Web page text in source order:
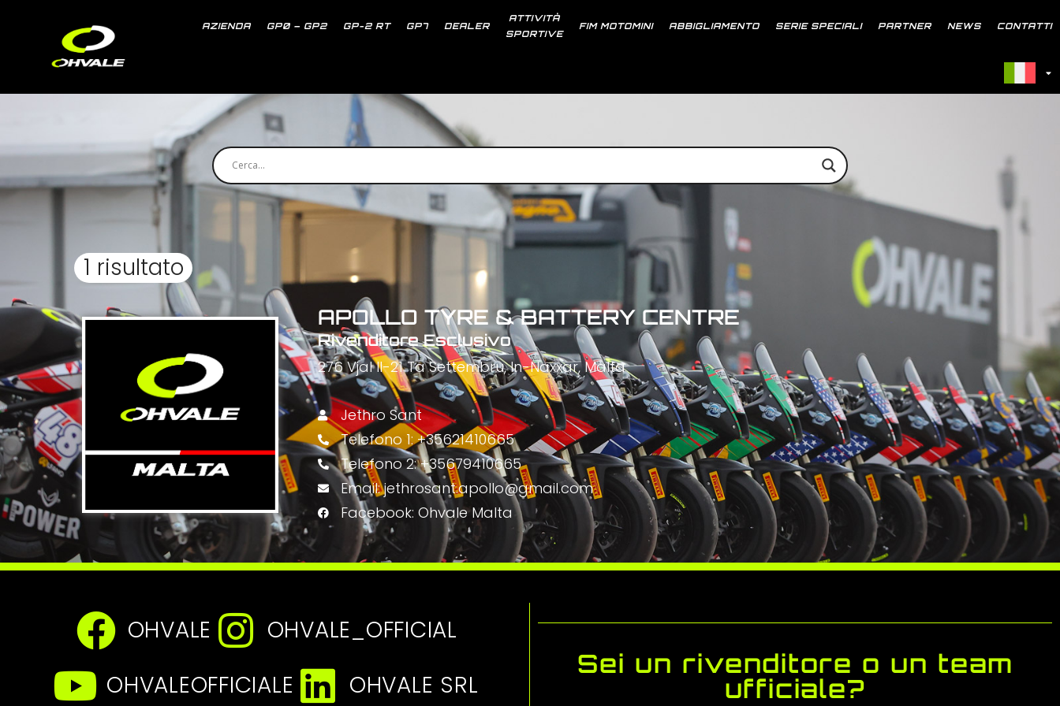
AZIENDA GP0 – GP2 GP-2 RT GP7 DEALER
ATTIVITÀ
SPORTIVE
FIM MOTOMINI ABBIGLIAMENTO SERIE SPECIALI PARTNER NEWS CONTATTI
1 risultato
APOLLO TYRE & BATTERY CENTRE
Rivenditore Esclusivo
276 Vjal Il-21 Ta Settembru, In-Naxxar, Malta
Jethro Sant
Telefono 1: +35621410665
Telefono 2: +35679410665
Email: jethrosant.apollo@gmail.com
Facebook: Ohvale Malta
OHVALE
OHVALE_OFFICIAL
OHVALEOFFICIALE
OHVALE SRL
Sei un rivenditore o un team
ufficiale?